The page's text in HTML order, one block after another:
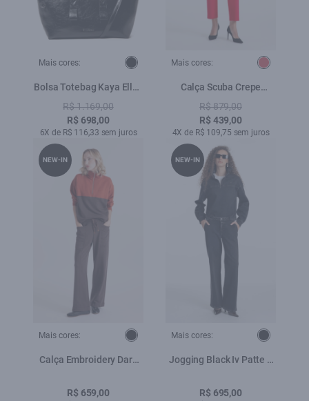
Mais cores:
Bolsa Totebag Kaya Ellus
Preto
R$ 1.169,00
R$ 698,00
6X de R$ 116,33 sem juros
Mais cores:
Calça Scuba Crepe
Trapezio Vermelho
R$ 879,00
R$ 439,00
4X de R$ 109,75 sem juros
Mais cores:
Calça Embroidery Dark
R$ 659,00
NEW-IN
Mais cores:
Jogging Black Iv Patte d
Luva
R$ 695,00
NEW-IN